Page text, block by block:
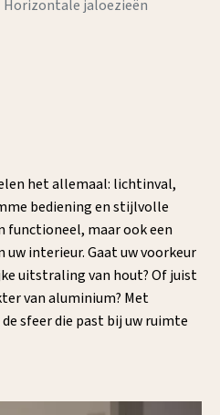
Horizontale jaloezieën
het allemaal: lichtinval,
bediening en stijlvolle
functioneel, maar ook een
interieur. Gaat uw voorkeur
uitstraling van hout? Of juist
van aluminium? Met
sfeer die past bij uw ruimte